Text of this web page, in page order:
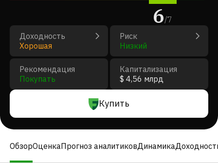
6/7
Доходность
Хорошая
Риск
Низкий
Рекомендация
Покупать
Капитализация
$ 4,56 млрд
Купить
ОбзорОценкаПрогноз аналитиковДинамика